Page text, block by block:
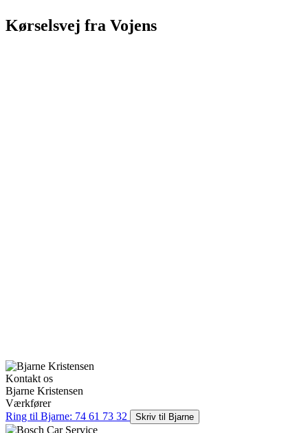
Kørselsvej fra Vojens
Kontakt os
Bjarne Kristensen
Værkfører
Ring til Bjarne: 74 61 73 32
Skriv til Bjarne